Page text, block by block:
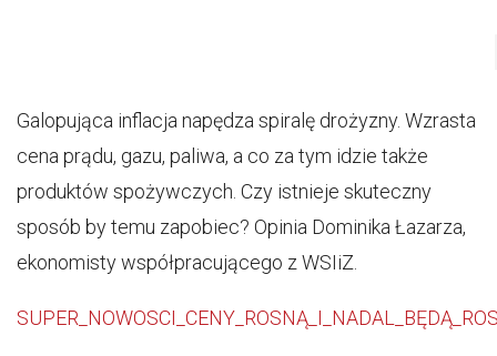
Galopująca inflacja napędza spiralę drożyzny. Wzrasta
cena prądu, gazu, paliwa, a co za tym idzie także
produktów spożywczych. Czy istnieje skuteczny
sposób by temu zapobiec? Opinia Dominika Łazarza,
ekonomisty współpracującego z WSIiZ.